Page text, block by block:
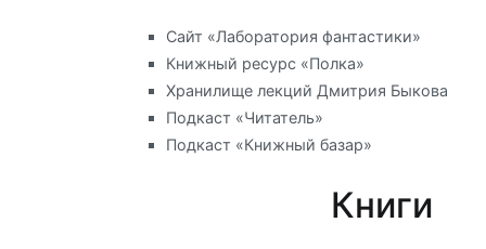
Сайт «Лаборатория фантастики»
Книжный ресурс «Полка»
Хранилище лекций Дмитрия Быкова
Подкаст «Читатель»
Подкаст «Книжный базар»
Книги